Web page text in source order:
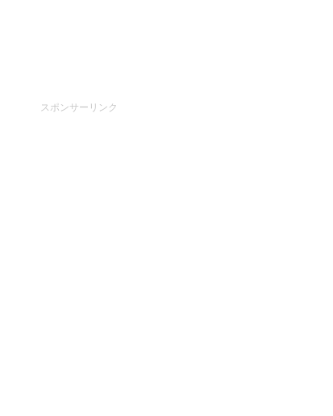
スポンサーリンク